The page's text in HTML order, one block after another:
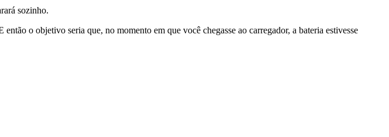
sozinho.
o objetivo seria que, no momento em que você chegasse ao carregador, a bateria estivesse